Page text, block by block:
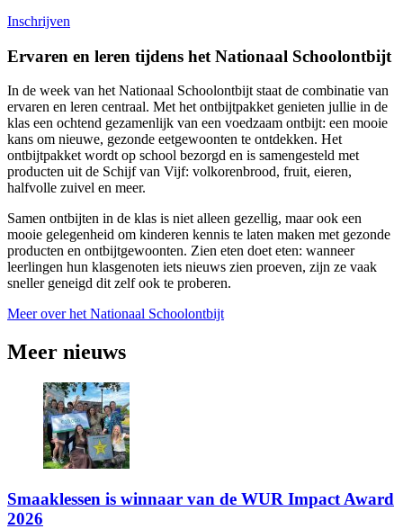
Inschrijven
Ervaren en leren tijdens het Nationaal Schoolontbijt
In de week van het Nationaal Schoolontbijt staat de combinatie van
ervaren en leren centraal. Met het ontbijtpakket genieten jullie in de
klas een ochtend gezamenlijk van een voedzaam ontbijt: een mooie
kans om nieuwe, gezonde eetgewoonten te ontdekken. Het
ontbijtpakket wordt op school bezorgd en is samengesteld met
producten uit de Schijf van Vijf: volkorenbrood, fruit, eieren,
halfvolle zuivel en meer.
Samen ontbijten in de klas is niet alleen gezellig, maar ook een
mooie gelegenheid om kinderen kennis te laten maken met gezonde
producten en ontbijtgewoonten. Zien eten doet eten: wanneer
leerlingen hun klasgenoten iets nieuws zien proeven, zijn ze vaak
sneller geneigd dit zelf ook te proberen.
Meer over het Nationaal Schoolontbijt
Meer nieuws
Smaaklessen is winnaar van de WUR Impact Award
2026